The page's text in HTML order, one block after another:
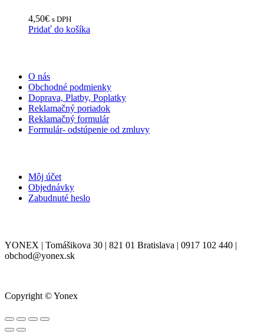
4,50€ s DPH
Pridať do košíka
O nás
Obchodné podmienky
Doprava, Platby, Poplatky
Reklamačný poriadok
Reklamačný formulár
Formulár- odstúpenie od zmluvy
Môj účet
Objednávky
Zabudnuté heslo
YONEX | Tomášikova 30 | 821 01 Bratislava | 0917 102 440 |
obchod@yonex.sk
Copyright © Yonex